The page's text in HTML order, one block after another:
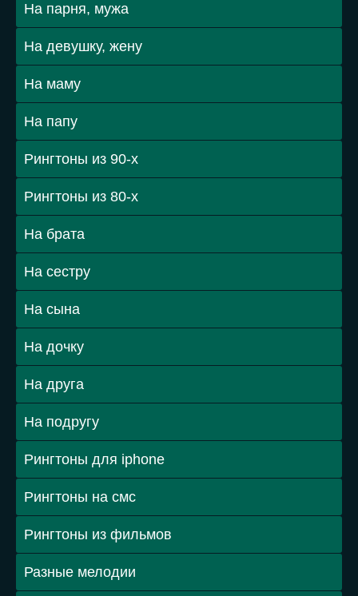
На парня, мужа
На девушку, жену
На маму
На папу
Рингтоны из 90-х
Рингтоны из 80-х
На брата
На сестру
На сына
На дочку
На друга
На подругу
Рингтоны для iphone
Рингтоны на смс
Рингтоны из фильмов
Разные мелодии